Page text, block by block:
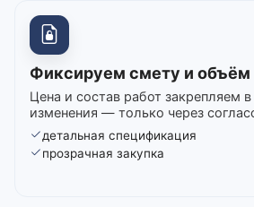
Фиксируем смету и объём
Цена и состав работ закрепляем
изменения — только через
детальная спецификация
прозрачная закупка